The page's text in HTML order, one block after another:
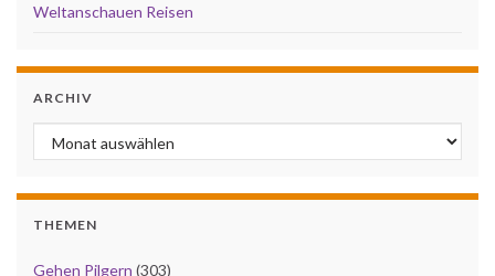
Weltanschauen Reisen
ARCHIV
Archiv
THEMEN
Gehen Pilgern (303)